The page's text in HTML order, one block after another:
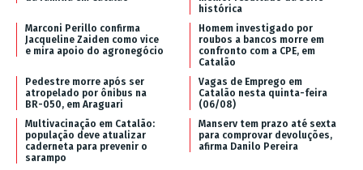
histórica
Marconi Perillo confirma
Jacqueline Zaiden como vice
e mira apoio do agronegócio
Homem investigado por
roubos a bancos morre em
confronto com a CPE, em
Catalão
Pedestre morre após ser
atropelado por ônibus na
BR-050, em Araguari
Vagas de Emprego em
Catalão nesta quinta-feira
(06/08)
Multivacinação em Catalão:
população deve atualizar
caderneta para prevenir o
sarampo
Manserv tem prazo até sexta
para comprovar devoluções,
afirma Danilo Pereira